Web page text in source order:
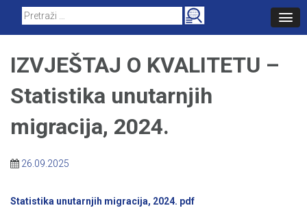
Search
for:
IZVJEŠTAJ O KVALITETU –
Statistika unutarnjih
migracija, 2024.
26.09.2025
Statistika unutarnjih migracija, 2024. pdf